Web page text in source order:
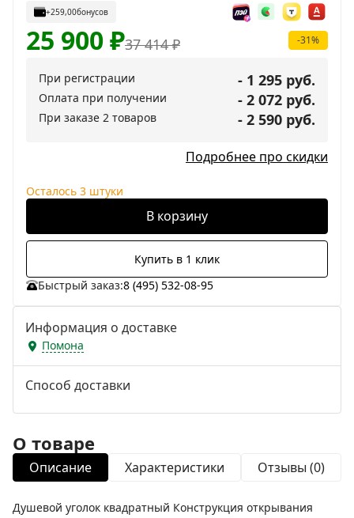
+259,00бонусов
37 414₽
25 900₽ -31%
При регистрации - 1 295 руб.
Оплата при получении - 2 072 руб.
При заказе 2 товаров - 2 590 руб.
Подробнее про скидки
Осталось 3 штуки
В корзину
Купить в 1 клик
Быстрый заказ:8 (495) 532-08-95
Информация о доставке
Помона
Способ доставки
О товаре
Описание Характеристики Отзывы (0)
Душевой уголок квадратный Конструкция открывания